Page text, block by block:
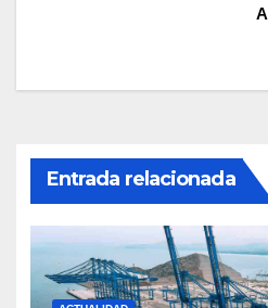
Entrada relacionada